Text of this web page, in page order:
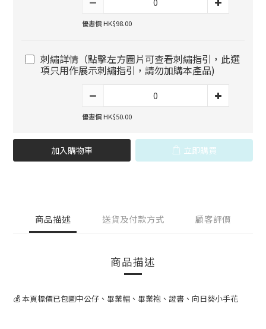
優惠價 HK$98.00
刺繡詳情（點擊左方圖片可查看刺繡指引，此選
項只用作展示刺繡指引，請勿加購本產品)
優惠價 HK$50.00
加入購物車 立即購買
商品描述 送貨及付款方式 顧客評價
商品描述
💰 本頁標價已包圖中公仔、畢業帽、畢業袍、證書、向日葵小手花